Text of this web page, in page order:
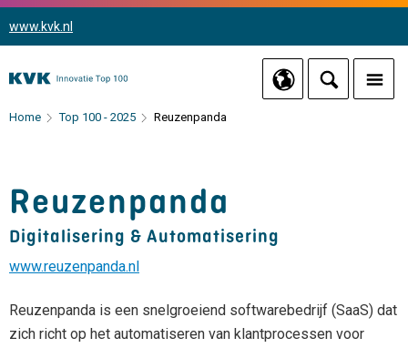
www.kvk.nl
Home Top 100 - 2025 Reuzenpanda
Reuzenpanda
Digitalisering & Automatisering
www.reuzenpanda.nl
Reuzenpanda is een snelgroeiend softwarebedrijf (SaaS) dat
zich richt op het automatiseren van klantprocessen voor